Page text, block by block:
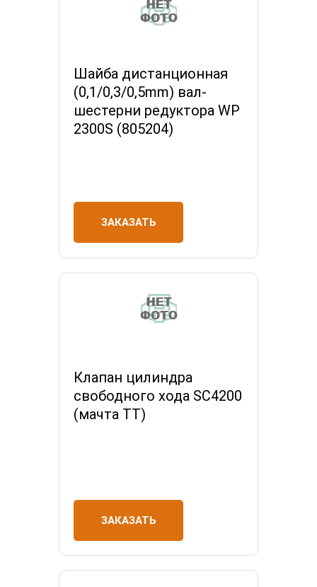
Шайба дистанционная
(0,1/0,3/0,5mm) вал-
шестерни редуктора WP
2300S (805204)
ЗАКАЗАТЬ
Клапан цилиндра
свободного хода SC4200
(мачта ТТ)
ЗАКАЗАТЬ